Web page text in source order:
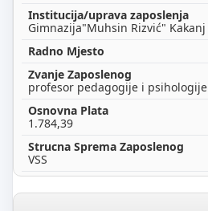
Gimnazija"Muhsin Rizvić" Kakanj
profesor pedagogije i psihologije
1.784,39
VSS